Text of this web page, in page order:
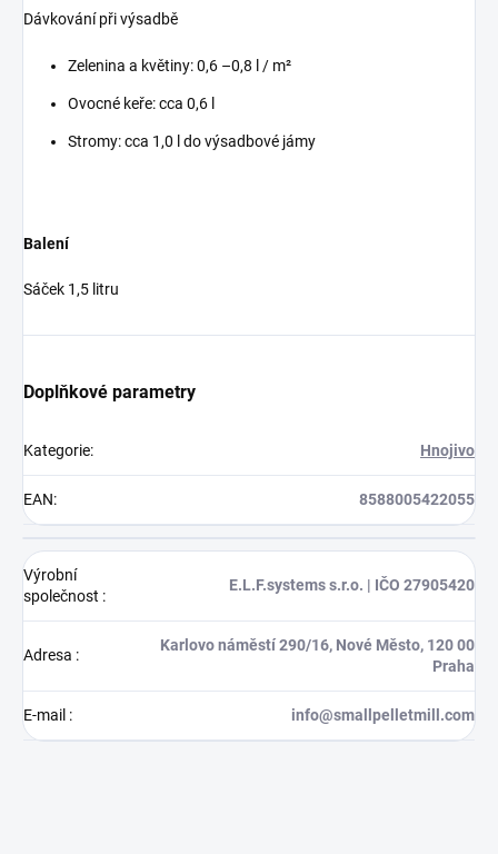
Dávkování při výsadbě
Zelenina a květiny: 0,6 –0,8 l / m²
Ovocné keře: cca 0,6 l
Stromy: cca 1,0 l do výsadbové jámy
Balení
Sáček 1,5 litru
Doplňkové parametry
Kategorie: Hnojivo
EAN: 8588005422055
Výrobní
společnost :
E.L.F.systems s.r.o. | IČO 27905420
Adresa :
Karlovo náměstí 290/16, Nové Město, 120 00
Praha
E-mail : info@smallpelletmill.com